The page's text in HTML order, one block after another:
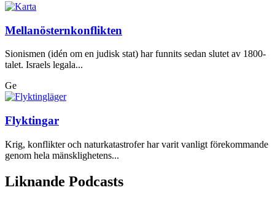
Mellanösternkonflikten
Sionismen (idén om en judisk stat) har funnits sedan slutet av 1800-
talet. Israels legala...
Ge
Flyktingar
Krig, konflikter och naturkatastrofer har varit vanligt förekommande
genom hela mänsklighetens...
Liknande Podcasts